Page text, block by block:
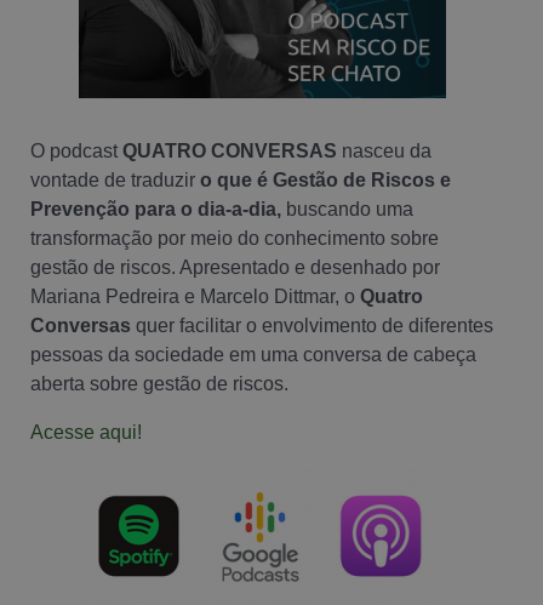
O podcast QUATRO CONVERSAS nasceu da
vontade de traduzir o que é Gestão de Riscos e
Prevenção para o dia-a-dia, buscando uma
transformação por meio do conhecimento sobre
gestão de riscos. Apresentado e desenhado por
Mariana Pedreira e Marcelo Dittmar, o Quatro
Conversas quer facilitar o envolvimento de diferentes
pessoas da sociedade em uma conversa de cabeça
aberta sobre gestão de riscos.
Acesse aqui!